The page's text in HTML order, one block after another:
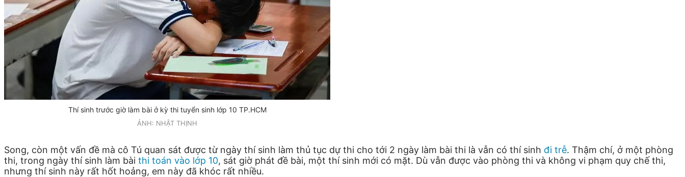
Thí sinh trước giờ làm bài ở kỳ thi tuyển sinh lớp 10 TP.HCM
ẢNH: NHẬT THỊNH
Song, còn một vấn đề mà cô Tú quan sát được từ ngày thí sinh làm thủ tục dự thi cho tới 2 ngày làm bài thi là vẫn có thí sinh đi trễ. Thậm chí, ở một phòng
thi, trong ngày thí sinh làm bài thi toán vào lớp 10, sát giờ phát đề bài, một thí sinh mới có mặt. Dù vẫn được vào phòng thi và không vi phạm quy chế thi,
nhưng thí sinh này rất hốt hoảng, em này đã khóc rất nhiều.